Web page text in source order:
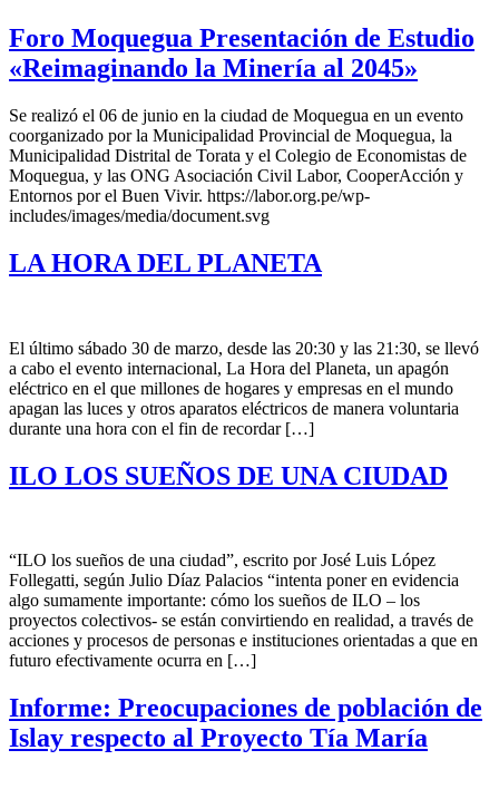
Foro Moquegua Presentación de Estudio
«Reimaginando la Minería al 2045»
Se realizó el 06 de junio en la ciudad de Moquegua en un evento
coorganizado por la Municipalidad Provincial de Moquegua, la
Municipalidad Distrital de Torata y el Colegio de Economistas de
Moquegua, y las ONG Asociación Civil Labor, CooperAcción y
Entornos por el Buen Vivir. https://labor.org.pe/wp-
includes/images/media/document.svg
LA HORA DEL PLANETA
El último sábado 30 de marzo, desde las 20:30 y las 21:30, se llevó
a cabo el evento internacional, La Hora del Planeta, un apagón
eléctrico en el que millones de hogares y empresas en el mundo
apagan las luces y otros aparatos eléctricos de manera voluntaria
durante una hora con el fin de recordar […]
ILO LOS SUEÑOS DE UNA CIUDAD
“ILO los sueños de una ciudad”, escrito por José Luis López
Follegatti, según Julio Díaz Palacios “intenta poner en evidencia
algo sumamente importante: cómo los sueños de ILO – los
proyectos colectivos- se están convirtiendo en realidad, a través de
acciones y procesos de personas e instituciones orientadas a que en
futuro efectivamente ocurra en […]
Informe: Preocupaciones de población de
Islay respecto al Proyecto Tía María